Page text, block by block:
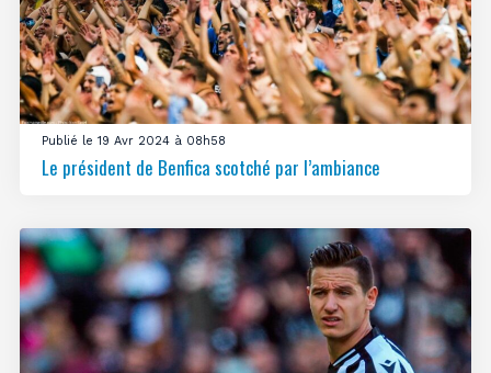
Publié le 19 Avr 2024 à 08h58
Le président de Benfica scotché par l’ambiance